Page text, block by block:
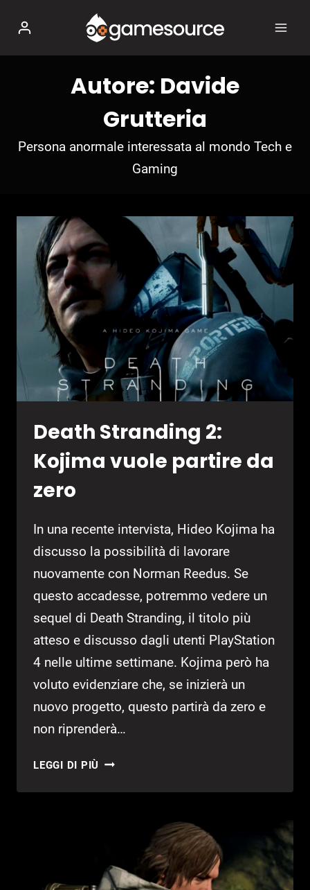
contenuto
Autore: Davide
Grutteria
Persona anormale interessata al mondo Tech e
Gaming
Death Stranding 2:
Kojima vuole partire da
zero
In una recente intervista, Hideo Kojima ha
discusso la possibilità di lavorare
nuovamente con Norman Reedus. Se
questo accadesse, potremmo vedere un
sequel di Death Stranding, il titolo più
atteso e discusso dagli utenti PlayStation
4 nelle ultime settimane. Kojima però ha
voluto evidenziare che, se inizierà un
nuovo progetto, questo partirà da zero e
non riprenderà…
LEGGI DI PIÙ DEATH
2:
DA
ZERO